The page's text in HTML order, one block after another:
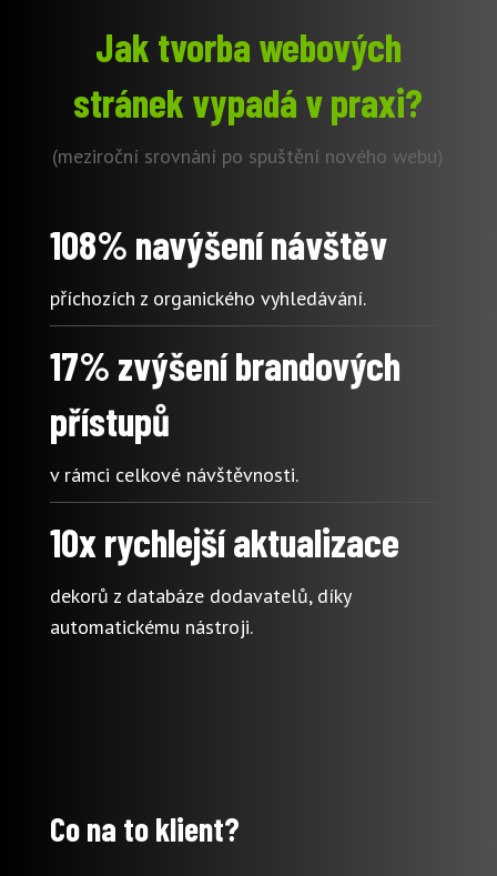
Jak tvorba webových
stránek vypadá v praxi?
(meziroční srovnání po spuštění nového webu)
108% navýšení návštěv
příchozích z organického vyhledávání.
17% zvýšení brandových
přístupů
v rámci celkové návštěvnosti.
10x rychlejší aktualizace
dekorů z databáze dodavatelů, díky
automatickému nástroji.
Co na to klient?